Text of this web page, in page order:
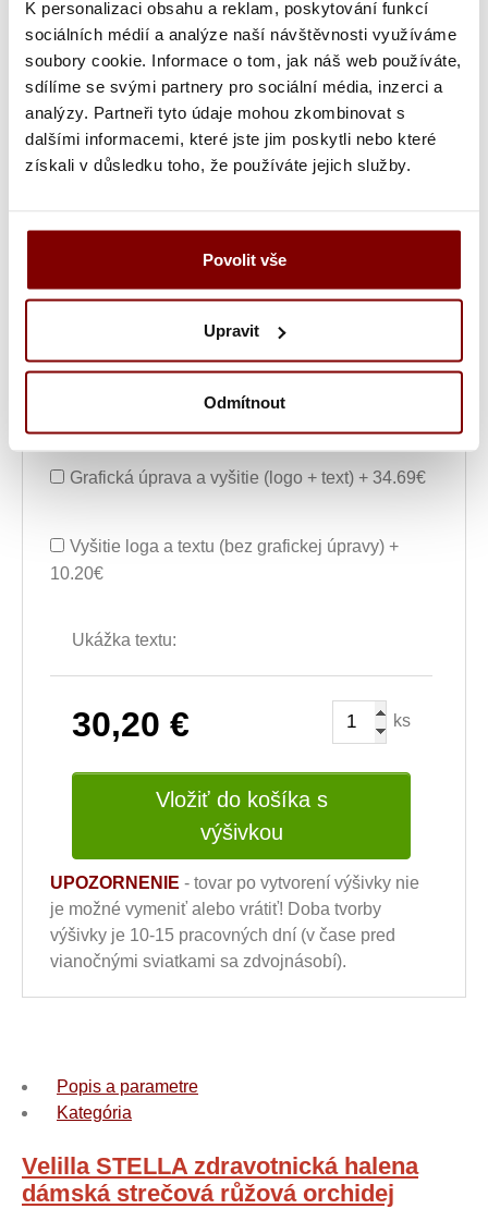
K personalizaci obsahu a reklam, poskytování funkcí
sociálních médií a analýze naší návštěvnosti využíváme
soubory cookie. Informace o tom, jak náš web používáte,
sdílíme se svými partnery pro sociální média, inzerci a
analýzy. Partneři tyto údaje mohou zkombinovat s
dalšími informacemi, které jste jim poskytli nebo které
získali v důsledku toho, že používáte jejich služby.
Povolit vše
Upravit
Odmítnout
Farba textu
Šírka nápisu alebo loga
Text výšivky
Poznámka k výšivke
Vyšitie loga + 5.10€
Vyšití textu + 5.10€
Grafická úprava a vyšitie (logo + text) + 34.69€
Vyšitie loga a textu (bez grafickej úpravy) +
10.20€
Ukážka textu:
30,20 € ks
Vložiť do košíka s
výšivkou
UPOZORNENIE - tovar po vytvorení výšivky nie
je možné vymeniť alebo vrátiť! Doba tvorby
výšivky je 10-15 pracovných dní (v čase pred
vianočnými sviatkami sa zdvojnásobí).
Popis a parametre
Kategória
Velilla STELLA zdravotnická halena
dámská strečová růžová orchidej